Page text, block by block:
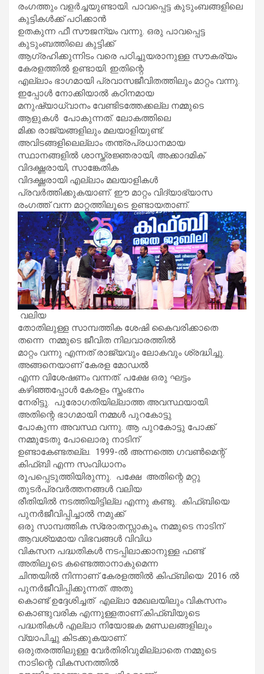
രംഗത്തും വളർച്ചയുണ്ടായി. പാവപ്പെട്ട കുടുംബങ്ങളിലെ
കുട്ടികൾക്ക് പഠിക്കാൻ
ഉതകുന്ന ഫീ സൗജന്യം വന്നു. ഒരു പാവപ്പെട്ട
കുടുംബത്തിലെ കുട്ടിക്ക്
ആഗ്രഹിക്കുന്നിടം വരെ പഠിച്ചുയരാനുള്ള സൗകര്യം
കേരളത്തിൽ ഉണ്ടായി. ഇതിന്റെ
എല്ലാം ഭാഗമായി പ്രവാസജീവിതത്തിലും മാറ്റം വന്നു.
ഇപ്പോൾ നോക്കിയാൽ കഠിനമായ
മനുഷ്യാധ്വാനം വേണ്ടിടത്തേക്കല്ല നമ്മുടെ
ആളുകൾ പോകുന്നത്. ലോകത്തിലെ
മിക്ക രാജ്യങ്ങളിലും മലയാളിയുണ്ട്.
അവിടങ്ങളിലെല്ലാം തന്ത്രപ്രധാനമായ
സ്ഥാനങ്ങളിൽ ശാസ്ത്രജ്ഞരായി, അക്കാദമിക്
വിദഗ്ദ്ധരായി, സാങ്കേതിക
വിദഗ്ദ്ധരായി എല്ലാം മലയാളികൾ
പ്രവർത്തിക്കുകയാണ്. ഈ മാറ്റം വിദ്യാഭ്യാസ
രംഗത്ത് വന്ന മാറ്റത്തിലൂടെ ഉണ്ടായതാണ്.
വലിയ
തോതിലുള്ള സാമ്പത്തിക ശേഷി കൈവരിക്കാതെ
തന്നെ നമ്മുടെ ജീവിത നിലവാരത്തിൽ
മാറ്റം വന്നു എന്നത് രാജ്യവും ലോകവും ശ്രദ്ധിച്ചു.
അങ്ങനെയാണ് കേരള മോഡൽ
എന്ന വിശേഷണം വന്നത്. പക്ഷേ ഒരു ഘട്ടം
കഴിഞ്ഞപ്പോൾ കേരളം സ്തംഭനം
നേരിട്ടു. പുരോഗതിയില്ലാത്ത അവസ്ഥയായി.
അതിന്റെ ഭാഗമായി നമ്മൾ പുറകോട്ടു
പോകുന്ന അവസ്ഥ വന്നു. ആ പുറകോട്ടു പോക്ക്
നമ്മുടേതു പോലൊരു നാടിന്
ഉണ്ടാകേണ്ടതല്ല. 1999-ൽ അന്നത്തെ ഗവൺമെന്റ്
കിഫ്ബി എന്ന സംവിധാനം
രൂപപ്പെടുത്തിയിരുന്നു. പക്ഷേ അതിന്റെ മറ്റു
തുടർപ്രവർത്തനങ്ങൾ വലിയ
രീതിയിൽ നടത്തിയിട്ടില്ല എന്നു കണ്ടു. കിഫ്ബിയെ
പുനർജീവിപ്പിച്ചാൽ നമുക്ക്
ഒരു സാമ്പത്തിക സ്രോതസ്സാകും, നമ്മുടെ നാടിന്
ആവശ്യമായ വിഭവങ്ങൾ വിവിധ
വികസന പദ്ധതികൾ നടപ്പിലാക്കാനുള്ള ഫണ്ട്
അതിലൂടെ കണ്ടെത്താനാകുമെന്ന
ചിന്തയിൽ നിന്നാണ് കേരളത്തിൽ കിഫ്ബിയെ 2016 ൽ
പുനർജീവിപ്പിക്കുന്നത്. അതു
കൊണ്ട് ഉദ്ദേശിച്ചത് എല്ലാ മേഖലയിലും വികസനം
കൊണ്ടുവരിക എന്നുള്ളതാണ്.കിഫ്ബിയുടെ
പദ്ധതികൾ എല്ലാ നിയോജക മണ്ഡലങ്ങളിലും
വ്യാപിച്ചു കിടക്കുകയാണ്.
ഒരുതരത്തിലുള്ള വേർതിരിവുമില്ലാതെ നമ്മുടെ
നാടിന്റെ വികസനത്തിൽ